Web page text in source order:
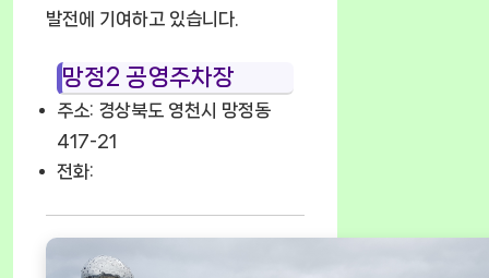
발전에 기여하고 있습니다.
망정2 공영주차장
주소: 경상북도 영천시 망정동
417-21
전화: